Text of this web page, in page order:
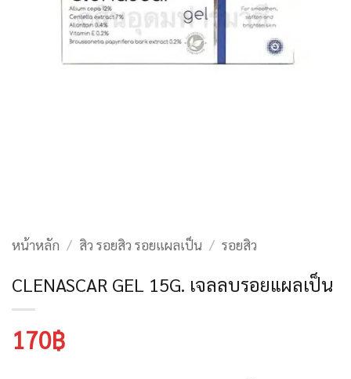
หน้าหลัก / สิว รอยสิว รอยแผลเป็น / รอยสิว
CLENASCAR GEL 15G. เจลลบรอยแผลเป็น
170฿